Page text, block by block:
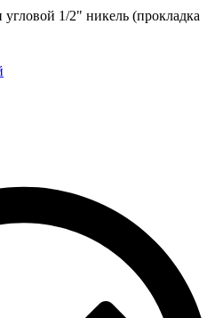
1/2" никель (прокладка